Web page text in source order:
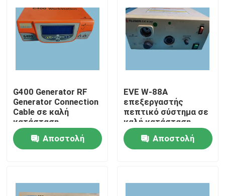
Σπίτι
Βίντεο
G400 Generator RF
Generator Connection
Cable σε καλή
κατάσταση
Αποστολή
EVE W-88A
επεξεργαστής
πεπτικό σύστημα σε
καλή κατάσταση
επεξεργαστής
ενδοσκόπησης
Αποστολή